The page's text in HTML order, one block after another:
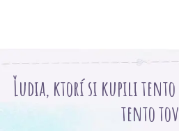
Ľudia, ktorí si kupili
tento